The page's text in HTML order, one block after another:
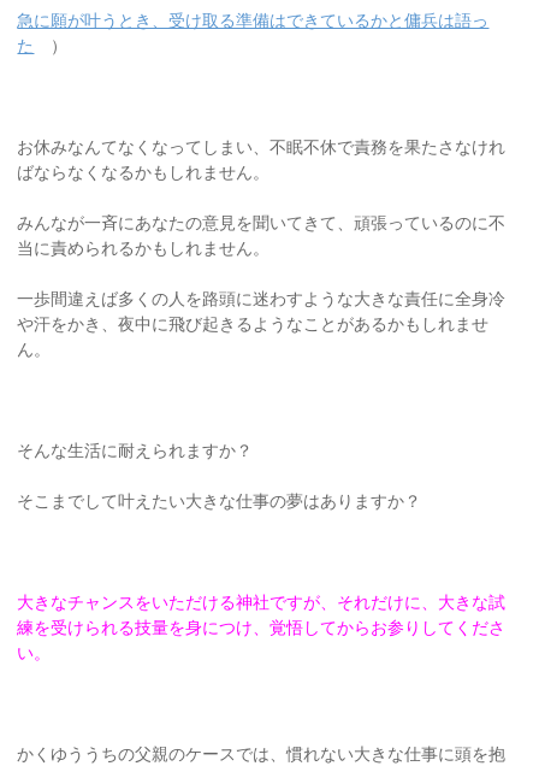
急に願が叶うとき、受け取る準備はできているかと傭兵は語っ
た
）
お休みなんてなくなってしまい、不眠不休で責務を果たさなけれ
ばならなくなるかもしれません。
みんなが一斉にあなたの意見を聞いてきて、頑張っているのに不
当に責められるかもしれません。
一歩間違えば多くの人を路頭に迷わすような大きな責任に全身冷
や汗をかき、夜中に飛び起きるようなことがあるかもしれませ
ん。
そんな生活に耐えられますか？
そこまでして叶えたい大きな仕事の夢はありますか？
大きなチャンスをいただける神社ですが、それだけに、大きな試
練を受けられる技量を身につけ、覚悟してからお参りしてくださ
い。
かくゆううちの父親のケースでは、慣れない大きな仕事に頭を抱